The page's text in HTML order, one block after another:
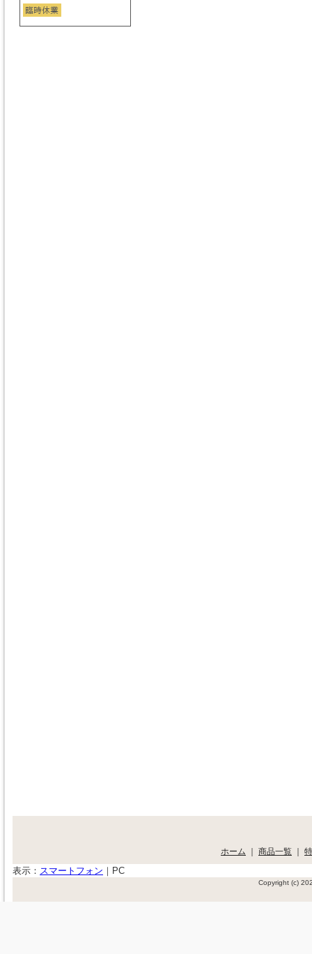
ホーム ｜ 商品一覧 ｜
表示： スマートフォン ｜ PC
Copyright (c)